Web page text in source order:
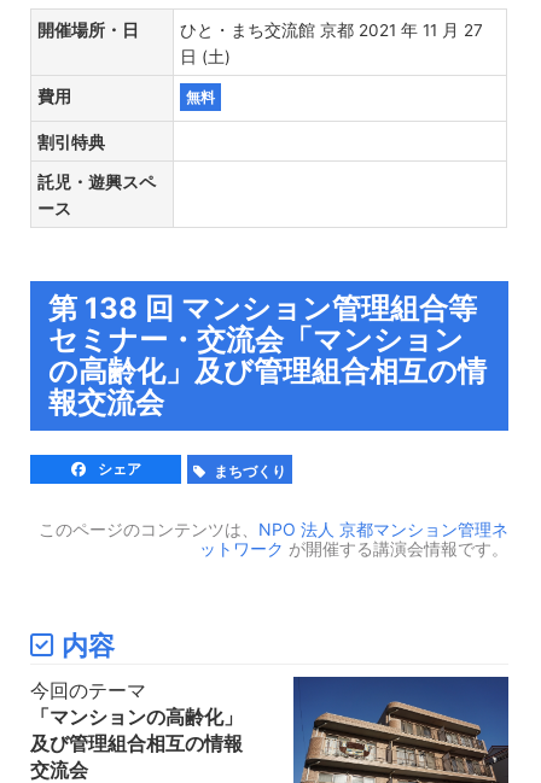
開催場所・日
ひと・まち交流館 京都 2021 年 11 月 27
日 (土)
費用 無料
割引特典
託児・遊興スペ
ース
第 138 回 マンション管理組合等
セミナー・交流会「マンション
の高齢化」及び管理組合相互の情
報交流会
シェア まちづくり
このページのコンテンツは、 NPO 法人 京都マンション管理ネ
ットワーク が開催する講演会情報です。
内容
今回のテーマ
「マンションの高齢化」
及び管理組合相互の情報
交流会